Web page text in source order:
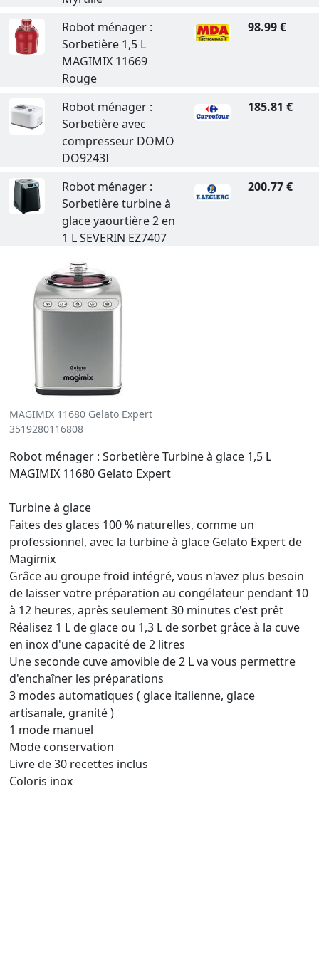
Robot ménager :
Sorbetière 1,5 L
MAGIMIX 11669
Rouge
98.99 €
Robot ménager :
Sorbetière avec
compresseur DOMO
DO9243I
185.81 €
Robot ménager :
Sorbetière turbine à
glace yaourtière 2 en
1 L SEVERIN EZ7407
200.77 €
MAGIMIX 11680 Gelato Expert
3519280116808
Robot ménager : Sorbetière Turbine à glace 1,5 L
MAGIMIX 11680 Gelato Expert
Turbine à glace
Faites des glaces 100 % naturelles, comme un
professionnel, avec la turbine à glace Gelato Expert de
Magimix
Grâce au groupe froid intégré, vous n'avez plus besoin
de laisser votre préparation au congélateur pendant 10
à 12 heures, après seulement 30 minutes c'est prêt
Réalisez 1 L de glace ou 1,3 L de sorbet grâce à la cuve
en inox d'une capacité de 2 litres
Une seconde cuve amovible de 2 L va vous permettre
d'enchaîner les préparations
3 modes automatiques ( glace italienne, glace
artisanale, granité )
1 mode manuel
Mode conservation
Livre de 30 recettes inclus
Coloris inox